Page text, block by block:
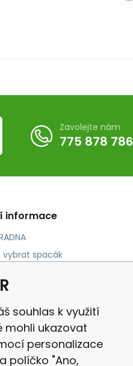
Zavolejte nám
775 878 786
informace
vybrat spacák
vybrat karimatku
souhlas k využití
mohli ukazovat
personalizace
políčko "Ano,